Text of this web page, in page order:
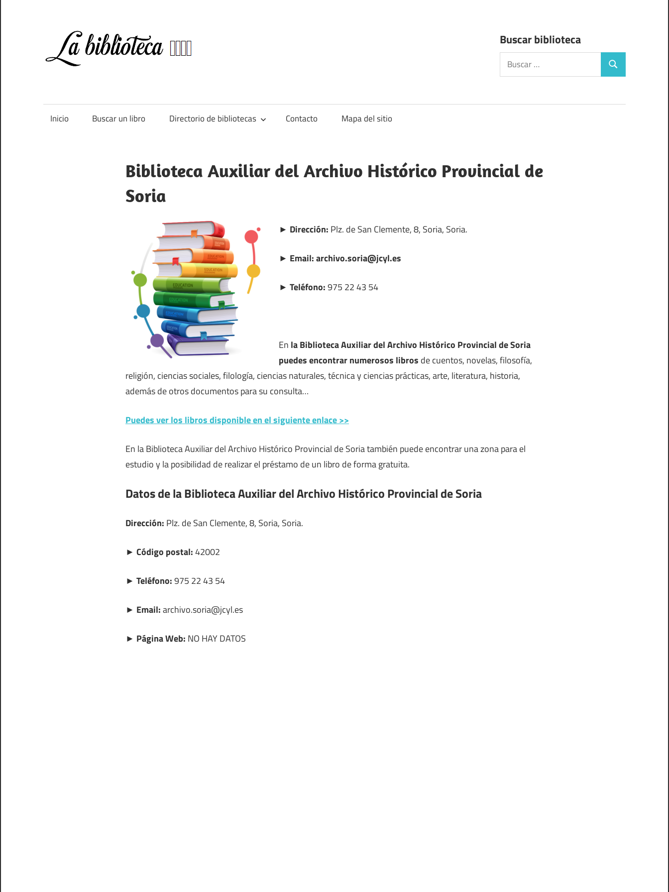
contenido
bibliotecas
de
Buscar biblioteca
Buscar:
Buscar
Inicio Buscar un libro Directorio de bibliotecas Contacto Mapa del sitio
Biblioteca Auxiliar del Archivo Histórico Provincial de
Soria
► Dirección: Plz. de San Clemente, 8, Soria, Soria.
► Email: archivo.soria@jcyl.es
► Teléfono:975 22 43 54
En la Biblioteca Auxiliar del Archivo Histórico Provincial de Soria
puedes encontrar numerosos libros de cuentos, novelas, filosofía,
religión, ciencias sociales, filología, ciencias naturales, técnica y ciencias prácticas, arte, literatura, historia,
además de otros documentos para su consulta…
Puedes ver los libros disponible en el siguiente enlace >>
En la Biblioteca Auxiliar del Archivo Histórico Provincial de Soria también puede encontrar una zona para el
estudio y la posibilidad de realizar el préstamo de un libro de forma gratuita.
Datos de la Biblioteca Auxiliar del Archivo Histórico Provincial de Soria
Dirección: Plz. de San Clemente, 8, Soria, Soria.
► Código postal:42002
► Teléfono:975 22 43 54
► Email:archivo.soria@jcyl.es
► Página Web: NO HAY DATOS